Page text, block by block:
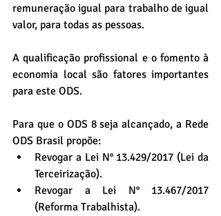
remuneração igual para trabalho de igual
valor, para todas as pessoas.
A qualificação profissional e o fomento à
economia local são fatores importantes
para este ODS.
Para que o ODS 8 seja alcançado, a Rede
ODS Brasil propõe:
Revogar a Lei N° 13.429/2017 (Lei da
Terceirização).
Revogar a Lei N° 13.467/2017
(Reforma Trabalhista).